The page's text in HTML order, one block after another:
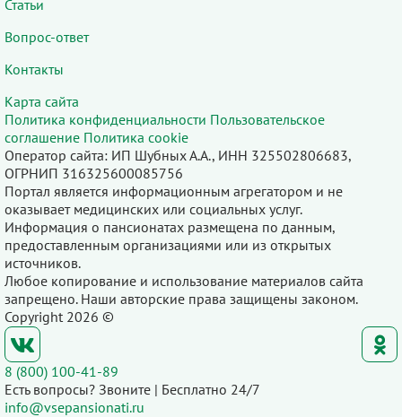
Статьи
Вопрос-ответ
Контакты
Карта сайта
Политика конфиденциальности Пользовательское
соглашение Политика cookie
Оператор сайта: ИП Шубных А.А., ИНН 325502806683,
ОГРНИП 316325600085756
Портал является информационным агрегатором и не
оказывает медицинских или социальных услуг.
Информация о пансионатах размещена по данным,
предоставленным организациями или из открытых
источников.
Любое копирование и использование материалов сайта
запрещено. Наши авторские права защищены законом.
Copyright 2026 ©
8 (800) 100-41-89
Есть вопросы? Звоните | Бесплатно 24/7
info@vsepansionati.ru